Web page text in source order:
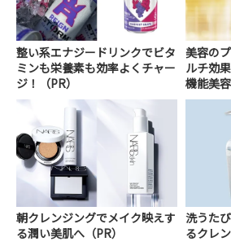
整い系エナジードリンクでビタ
ミンも栄養素も効率よくチャー
ジ！（PR）
美容の
ルチ効
機能美容
朝クレンジングでメイク映えす
る潤い美肌へ（PR）
洗うた
るクレ